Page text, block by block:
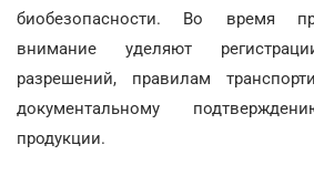
биобезопасности. Во время
внимание уделяют
разрешений, правилам
документальному
продукции.